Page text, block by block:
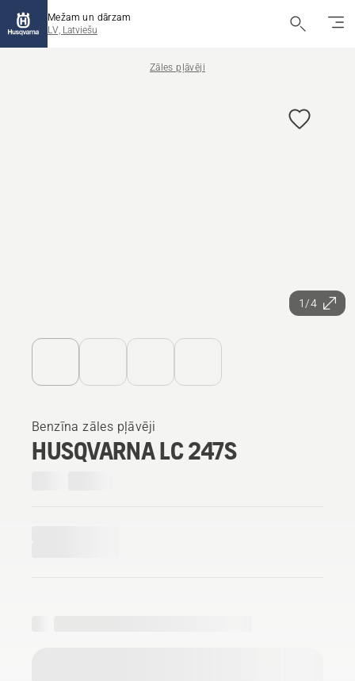
Mežam un dārzam
LV, Latviešu
Zāles pļāvēji
1/4
Benzīna zāles pļāvēji
HUSQVARNA LC 247S